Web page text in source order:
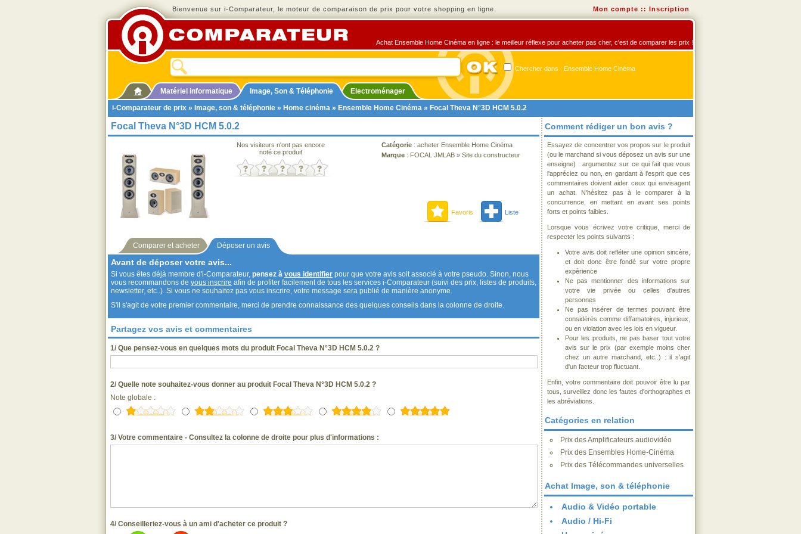
Bienvenue sur i-Comparateur, le moteur de comparaison de prix pour votre shopping en ligne. Mon compte :: Inscription
Achat Ensemble Home Cinéma en ligne : le meilleur réflexe pour acheter pas cher, c'est de comparer les prix !
Chercher dans : Ensemble Home Cinéma
Matériel informatique Image, Son & Téléphonie
Electroménager
i-Comparateur de prix » Image, son & téléphonie » Home cinéma » Ensemble Home Cinéma » Focal Theva N°3D HCM 5.0.2
Focal Theva N°3D HCM 5.0.2
Nos visiteurs n'ont pas encore
noté ce produit
Catégorie : acheter Ensemble Home Cinéma
Marque : FOCAL JMLAB » Site du constructeur
Favoris Liste
Comparer et acheter Déposer un avis
Avant de déposer votre avis...
Si vous êtes déjà membre d'i-Comparateur, pensez à vous identifier pour que votre avis soit associé à votre pseudo. Sinon, nous
vous recommandons de vous inscrire afin de profiter facilement de tous les services i-Comparateur (suivi des prix, listes de produits,
newsletter, etc..). Si vous ne souhaitez pas vous inscrire, votre message sera publié de manière anonyme.
S'il s'agit de votre premier commentaire, merci de prendre connaissance des quelques conseils dans la colonne de droite.
Partagez vos avis et commentaires
1/ Que pensez-vous en quelques mots du produit Focal Theva N°3D HCM 5.0.2 ?
2/ Quelle note souhaitez-vous donner au produit Focal Theva N°3D HCM 5.0.2 ?
Note globale :
3/ Votre commentaire - Consultez la colonne de droite pour plus d'informations :
4/ Conseilleriez-vous à un ami d'acheter ce produit ?
Comment rédiger un bon avis ?
Essayez de concentrer vos propos sur le produit
(ou le marchand si vous déposez un avis sur une
enseigne) : argumentez sur ce qui fait que vous
l'appréciez ou non, en gardant à l'esprit que ces
commentaires doivent aider ceux qui envisagent
un achat. N'hésitez pas à le comparer à la
concurrence, en mettant en avant ses points
forts et points faibles.
Lorsque vous écrivez votre critique, merci de
respecter les points suivants :
Votre avis doit refléter une opinion sincère,
et doit donc être fondé sur votre propre
expérience
Ne pas mentionner des informations sur
votre vie privée ou celles d'autres
personnes
Ne pas insérer de termes pouvant être
considérés comme diffamatoires, injurieux,
ou en violation avec les lois en vigueur.
Pour les produits, ne pas baser tout votre
avis sur le prix (par exemple moins cher
chez un autre marchand, etc..) : il s'agit
d'un facteur trop fluctuant.
Enfin, votre commentaire doit pouvoir être lu par
tous, surveillez donc les fautes d'orthographes et
les abréviations.
Catégories en relation
Prix des Amplificateurs audiovidéo
Prix des Ensembles Home-Cinéma
Prix des Télécommandes universelles
Achat Image, son & téléphonie
Audio & Vidéo portable
Audio / Hi-Fi